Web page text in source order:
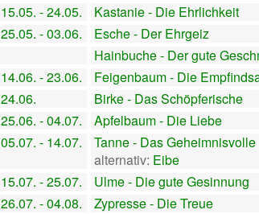
15.05. - 24.05.
Kastanie - Die Ehrlichkeit
25.05. - 03.06.
Esche - Der Ehrgeiz
Hainbuche - Der gute
14.06. - 23.06.
Feigenbaum - Die
24.06.
Birke - Das Schöpferische
25.06. - 04.07.
Apfelbaum - Die Liebe
05.07. - 14.07.
Tanne - Das Geheimnisvolle
alternativ: Eibe
15.07. - 25.07.
Ulme - Die gute Gesinnung
26.07. - 04.08.
Zypresse - Die Treue